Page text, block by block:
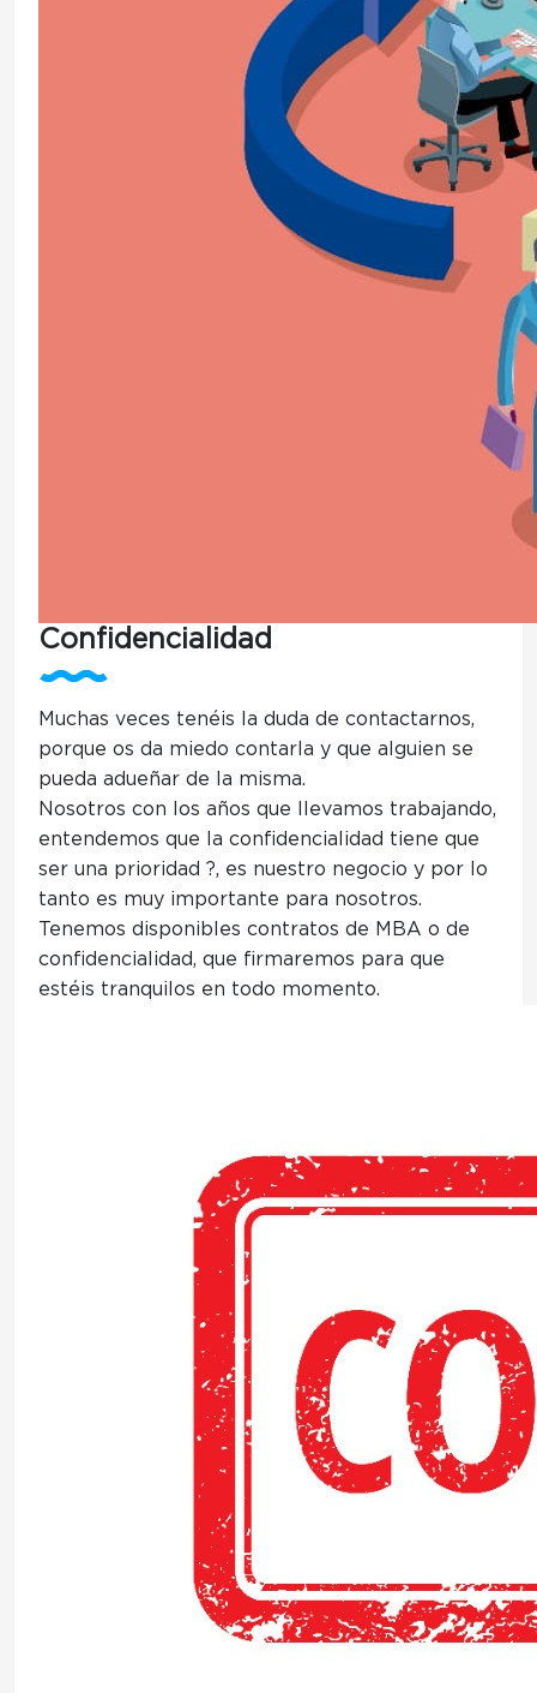
Confidencialidad
Muchas veces tenéis la duda de contactarnos,
porque os da miedo contarla y que alguien se
pueda adueñar de la misma.
Nosotros con los años que llevamos trabajando,
entendemos que
la confidencialidad tiene que
ser una prioridad ?️, es nuestro negocio y por lo
tanto es muy importante para nosotros.
Tenemos disponibles contratos de MBA o de
confidencialidad, que firmaremos para que
estéis tranquilos en todo momento.